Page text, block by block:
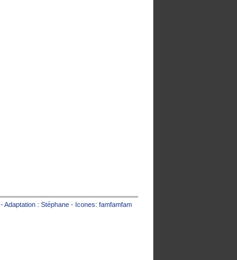
- Adaptation : Stéphane - Icones: famfamfam